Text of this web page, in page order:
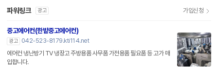
파워링크 광고 가입신청
중고에어컨(한밭중고에어컨)
광고
042-523-8179.kti114.net
에어컨 냉난방기 TV 냉장고 주방용품 사무품 가전용품 필요품 등 고가 매
입합니다.